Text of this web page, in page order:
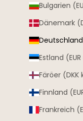
Bulgarien
Dänemark
Estland
Färöer (DKK
Finnland
Frankreich